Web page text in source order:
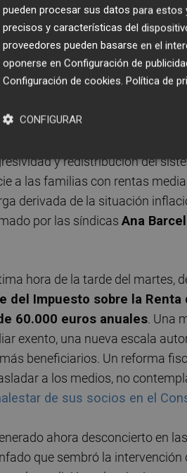
que ha despertado más
Podem en el ámbito de
que se circunscriben al
tripartito manifiesta su
de renta baja y media,
y redistribución del
a las familias con rentas
derivada de la situación
por las síndicas Ana
hora de la tarde del martes,
Impuesto sobre la Renta
60.000 euros anuales. Una
exento, una nueva escala
beneficiarios. Un reforma
a los medios, no
de sus socios en el
ahora desconcierto en
que sembró la intervención
pueden procesar sus datos para
precisos y características del
proveedores pueden basarse en el
oponerse en Configuración de
Configuración de cookies. Política de
CONFIGURAR